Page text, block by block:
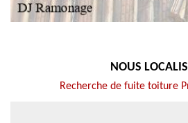
NOUS
Recherche de fuite toiture